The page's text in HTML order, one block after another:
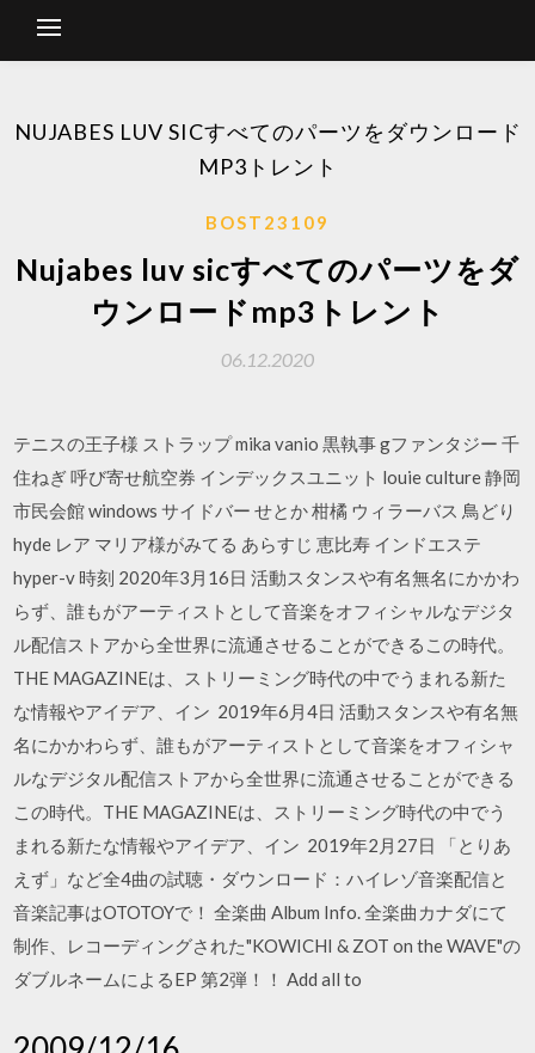
NUJABES LUV SICすべてのパーツをダウンロード
MP3トレント
BOST23109
Nujabes luv sicすべてのパーツをダ
ウンロードmp3トレント
06.12.2020
テニスの王子様 ストラップ mika vanio 黒執事 gファンタジー 千
住ねぎ 呼び寄せ航空券 インデックスユニット louie culture 静岡
市民会館 windows サイドバー せとか 柑橘 ウィラーバス 鳥どり
hyde レア マリア様がみてる あらすじ 恵比寿 インドエステ
hyper-v 時刻 2020年3月16日 活動スタンスや有名無名にかかわ
らず、誰もがアーティストとして音楽をオフィシャルなデジタ
ル配信ストアから全世界に流通させることができるこの時代。
THE MAGAZINEは、ストリーミング時代の中でうまれる新た
な情報やアイデア、イン 2019年6月4日 活動スタンスや有名無
名にかかわらず、誰もがアーティストとして音楽をオフィシャ
ルなデジタル配信ストアから全世界に流通させることができる
この時代。THE MAGAZINEは、ストリーミング時代の中でう
まれる新たな情報やアイデア、イン 2019年2月27日 「とりあ
えず」など全4曲の試聴・ダウンロード：ハイレゾ音楽配信と
音楽記事はOTOTOYで！ 全楽曲 Album Info. 全楽曲カナダにて
制作、レコーディングされた"KOWICHI & ZOT on the WAVE"の
ダブルネームによるEP 第2弾！！ Add all to